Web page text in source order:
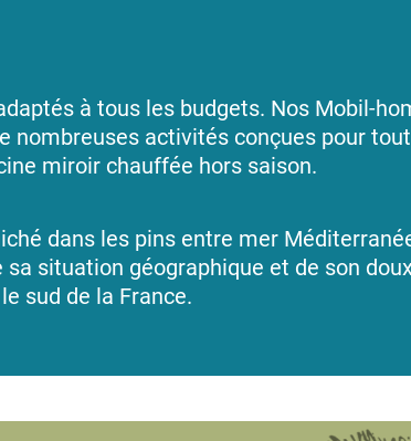
à tous les budgets. Nos Mobil-
nombreuses activités conçues pour
miroir chauffée hors saison.
dans les pins entre mer
situation géographique et de son
sud de la France.